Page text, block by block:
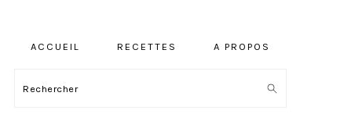
ACCUEIL RECETTES A PROPOS
Rechercher